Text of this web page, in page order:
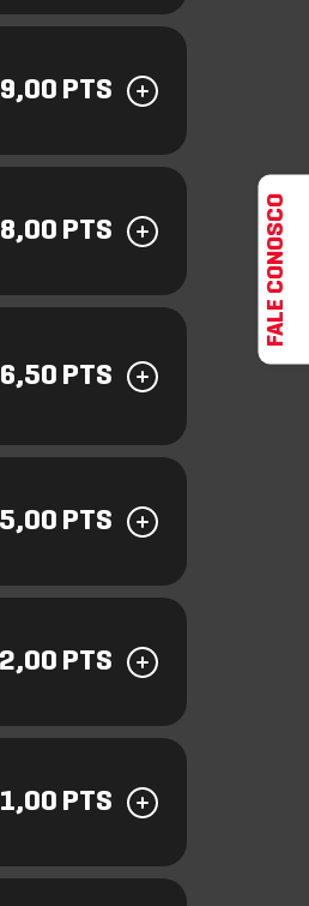
PTS
PTS
PTS
PTS
PTS
PTS
FALE CONOSCO